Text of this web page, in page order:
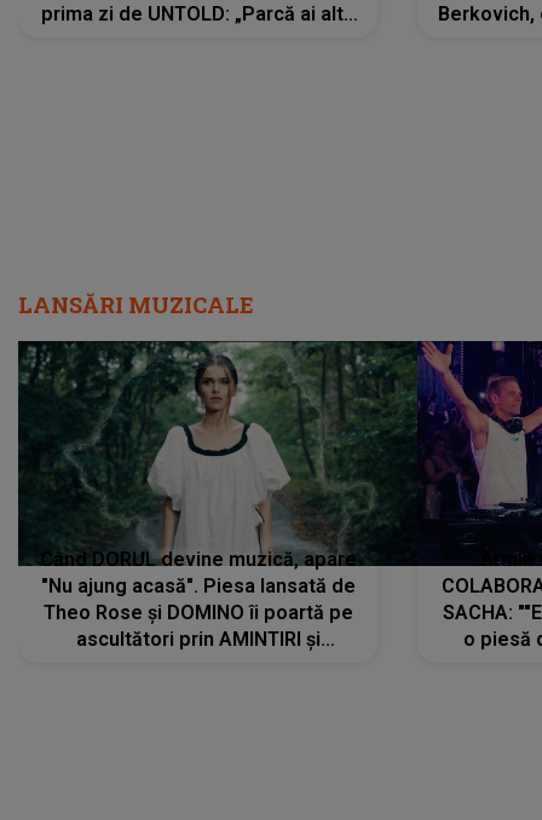
prima zi de UNTOLD: „Parcă ai altă
Berkovich,
LANSĂRI MUZICALE
Când DORUL devine muzică, apare
"Nu ajung acasă". Piesa lansată de
Theo Rose și DOMINO îi poartă pe
ascultători prin AMINTIRI și
SACHA:
o piesă